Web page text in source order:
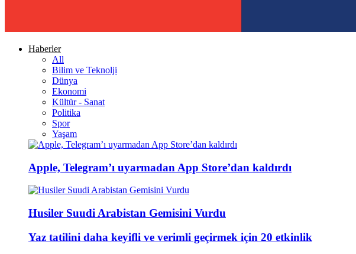
Haberler
All
Bilim ve Teknolji
Dünya
Ekonomi
Kültür - Sanat
Politika
Spor
Yaşam
Apple, Telegram’ı uyarmadan App Store’dan kaldırdı
Husiler Suudi Arabistan Gemisini Vurdu
Yaz tatilini daha keyifli ve verimli geçirmek için 20 etkinlik